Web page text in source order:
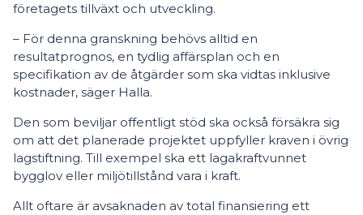
företagets tillväxt och utveckling.
– För denna granskning behövs alltid en
resultatprognos, en tydlig affärsplan och en
specifikation av de åtgärder som ska vidtas inklusive
kostnader, säger Halla.
Den som beviljar offentligt stöd ska också försäkra sig
om att det planerade projektet uppfyller kraven i övrig
lagstiftning. Till exempel ska ett lagakraftvunnet
bygglov eller miljötillstånd vara i kraft.
Allt oftare är avsaknaden av total finansiering ett